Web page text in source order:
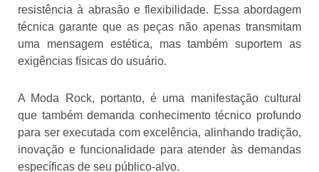
resistência à abrasão e flexibilidade. Essa abordagem
técnica garante que as peças não apenas transmitam
uma mensagem estética, mas também suportem as
exigências físicas do usuário.
A Moda Rock, portanto, é uma manifestação cultural
que também demanda conhecimento técnico profundo
para ser executada com excelência, alinhando tradição,
inovação e funcionalidade para atender às demandas
específicas de seu público-alvo.